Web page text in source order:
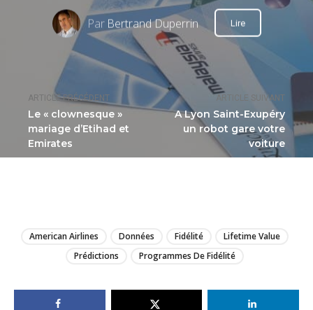
ARTICLE PRÉCÉDENT
Le « clownesque »
mariage d’Etihad et
Emirates
ARTICLE SUIVANT
A Lyon Saint-Exupéry
un robot gare votre
voiture
Par Bertrand Duperrin Lire
American Airlines Données Fidélité
Lifetime Value
Prédictions
Programmes De Fidélité